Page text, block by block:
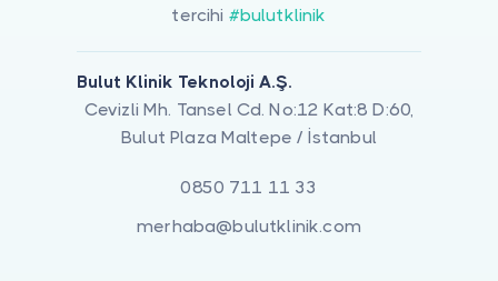
tercihi #bulutklinik
Bulut Klinik Teknoloji A.Ş.
Cevizli Mh. Tansel Cd. No:12 Kat:8 D:60,
Bulut Plaza Maltepe / İstanbul
0850 711 11 33
merhaba@bulutklinik.com